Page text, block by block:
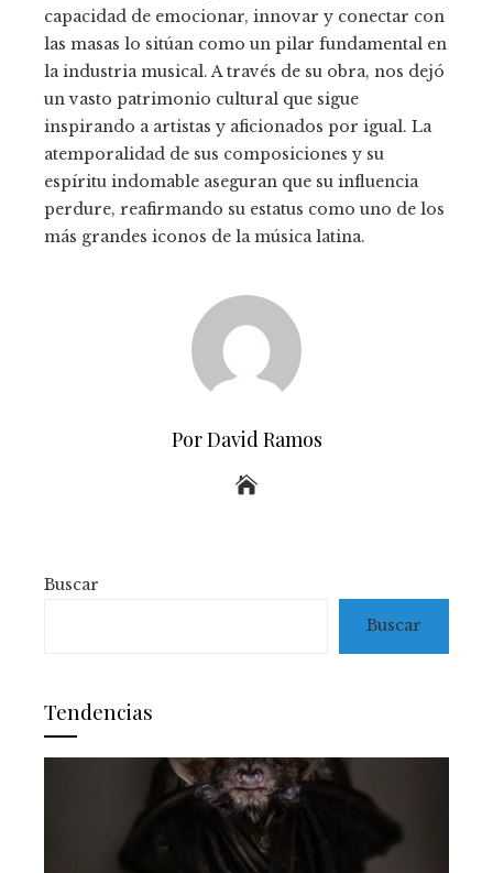
capacidad de emocionar, innovar y conectar con
las masas lo sitúan como un pilar fundamental en
la industria musical. A través de su obra, nos dejó
un vasto patrimonio cultural que sigue
inspirando a artistas y aficionados por igual. La
atemporalidad de sus composiciones y su
espíritu indomable aseguran que su influencia
perdure, reafirmando su estatus como uno de los
más grandes iconos de la música latina.
Por David Ramos
Buscar
Buscar
Tendencias